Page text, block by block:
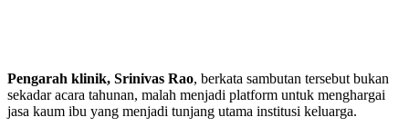
Pengarah klinik, Srinivas Rao, berkata sambutan tersebut bukan
sekadar acara tahunan, malah menjadi platform untuk menghargai
jasa kaum ibu yang menjadi tunjang utama institusi keluarga.